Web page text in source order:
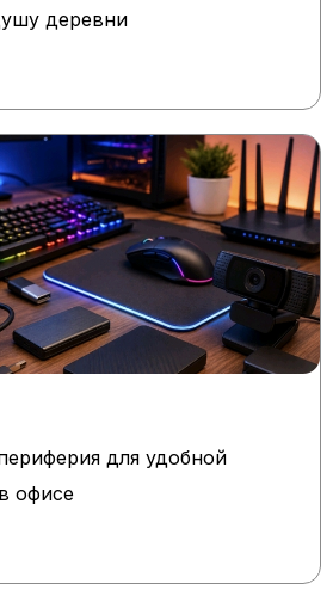
деревни
для удобной
офисе